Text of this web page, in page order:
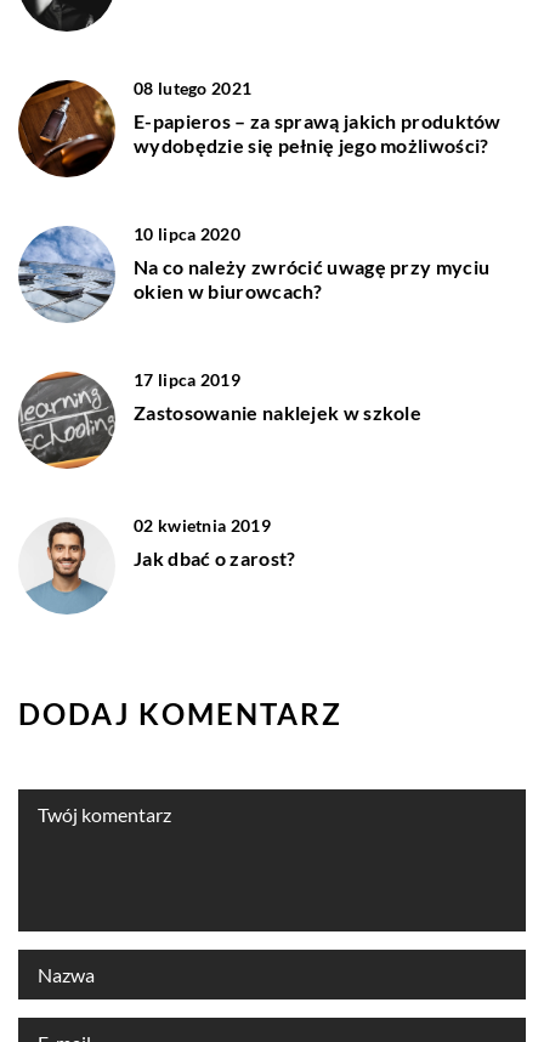
08 lutego 2021
E-papieros – za sprawą jakich produktów
wydobędzie się pełnię jego możliwości?
10 lipca 2020
Na co należy zwrócić uwagę przy myciu
okien w biurowcach?
17 lipca 2019
Zastosowanie naklejek w szkole
02 kwietnia 2019
Jak dbać o zarost?
DODAJ KOMENTARZ